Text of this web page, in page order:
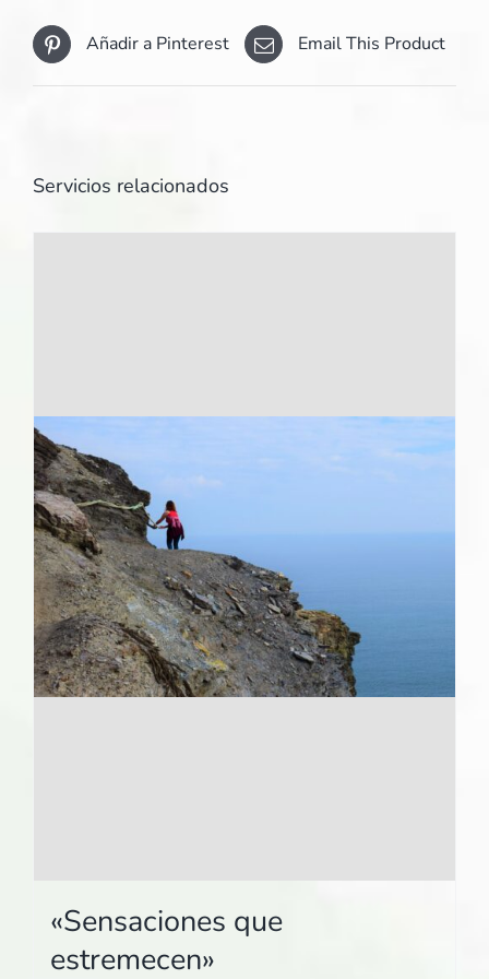
Añadir a Pinterest Email This Product
Servicios relacionados
«Sensaciones que
estremecen»